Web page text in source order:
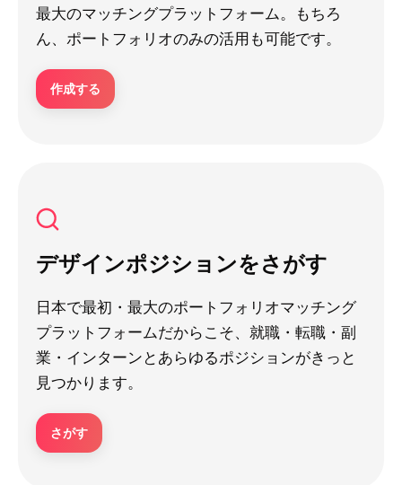
最大のマッチングプラットフォーム。もちろ
ん、ポートフォリオのみの活用も可能です。
作成する
デザインポジションをさがす
日本で最初・最大のポートフォリオマッチング
プラットフォームだからこそ、就職・転職・副
業・インターンとあらゆるポジションがきっと
見つかります。
さがす